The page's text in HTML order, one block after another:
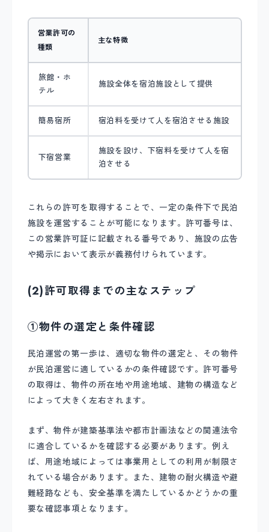
営業許可の
種類
主な特徴
旅館・ホ
テル
施設全体を宿泊施設として提供
簡易宿所 宿泊料を受けて人を宿泊させる施設
下宿営業
施設を設け、下宿料を受けて人を宿
泊させる
これらの許可を取得することで、一定の条件下で民泊
施設を運営することが可能になります。許可番号は、
この営業許可証に記載される番号であり、施設の広告
や掲示において表示が義務付けられています。
(2)許可取得までの主なステップ
①物件の選定と条件確認
民泊運営の第一歩は、適切な物件の選定と、その物件
が民泊運営に適しているかの条件確認です。許可番号
の取得は、物件の所在地や用途地域、建物の構造など
によって大きく左右されます。
まず、物件が建築基準法や都市計画法などの関連法令
に適合しているかを確認する必要があります。例え
ば、用途地域によっては事業用としての利用が制限さ
れている場合があります。また、建物の耐火構造や避
難経路なども、安全基準を満たしているかどうかの重
要な確認事項となります。